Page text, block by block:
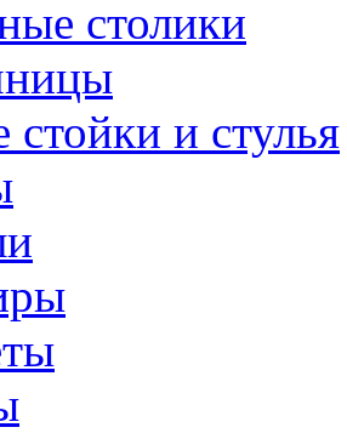
столики
стойки и стулья